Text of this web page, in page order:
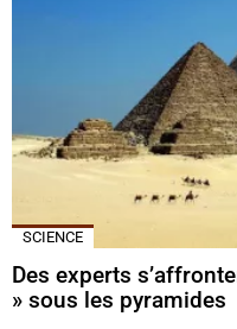
SCIENCE
Des experts
» sous les pyramides